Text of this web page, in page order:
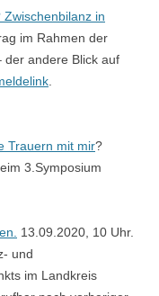
in
im Rahmen der
der andere Blick auf
Trauern mit mir?
3.Symposium
13.09.2020, 10 Uhr.
und
im Landkreis